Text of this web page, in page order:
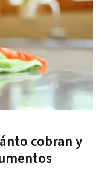
cobran y